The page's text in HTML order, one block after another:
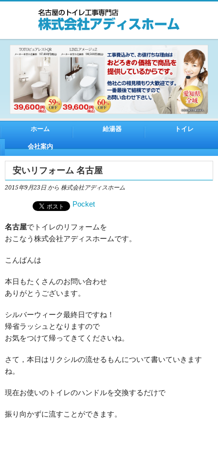
ホーム 給湯器 トイレ
会社案内
安いリフォーム 名古屋
2015年9月23日 から 株式会社アディスホーム
Pocket
名古屋でトイレのリフォームを
おこなう株式会社アディスホームです。
こんばんは
本日もたくさんのお問い合わせ
ありがとうございます。
シルバーウィーク最終日ですね！
帰省ラッシュとなりますので
お気をつけて帰ってきてくださいね。
さて，本日はリクシルの流せるもんについて書いていきます
ね。
現在お使いのトイレのハンドルを交換するだけで
振り向かずに流すことができます。